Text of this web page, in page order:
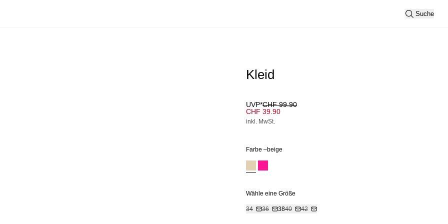
Suche
Kleid
UVP*CHF 99.90
CHF 39.90
inkl. MwSt.
Farbe –beige
Wähle eine Größe
34 36 3840 42